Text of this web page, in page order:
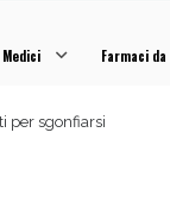
Farmaci
per sgonfiarsi